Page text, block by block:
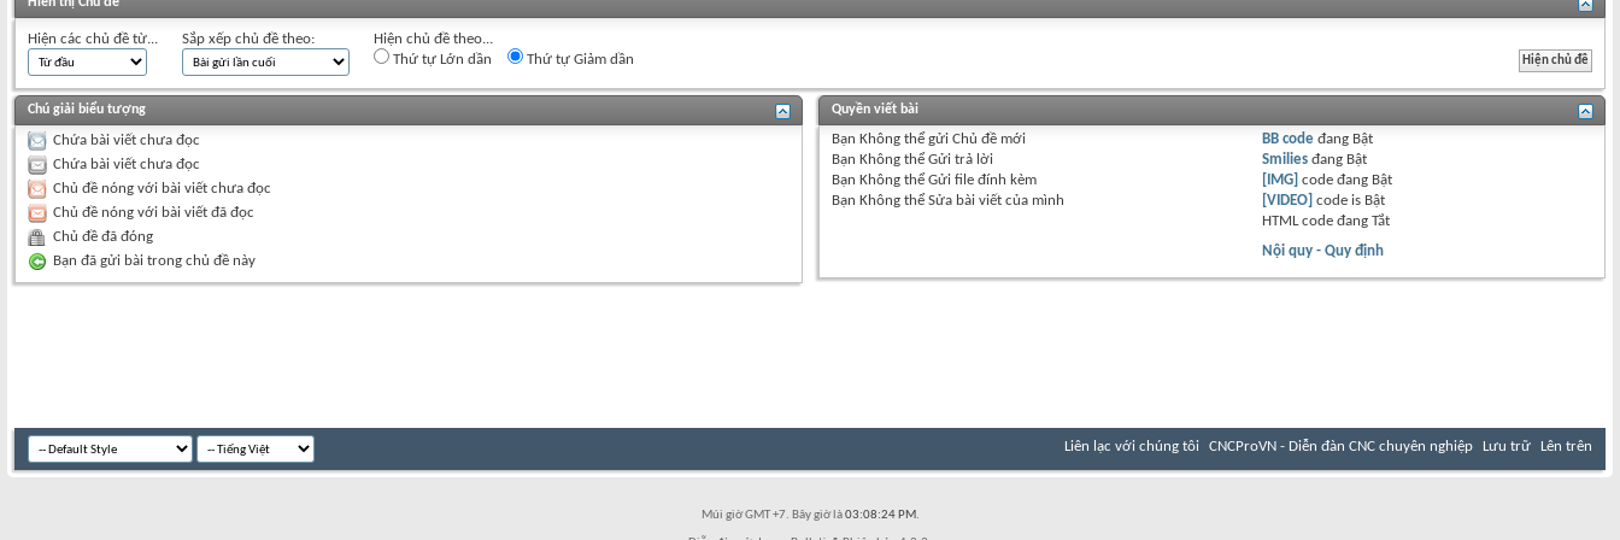
Hiện các chủ đề từ... Sắp xếp chủ đề theo:
Hiện chủ đề theo...
Thứ tự Lớn dần
Thứ tự Giảm dần
Chú giải biểu tượng
Chứa bài viết chưa đọc
Chứa bài viết chưa đọc
Chủ đề nóng với bài viết chưa đọc
Chủ đề nóng với bài viết đã đọc
Chủ đề đã đóng
Bạn đã gửi bài trong chủ đề này
Quyền viết bài
Bạn Không thểgửi Chủ đề mới
Bạn Không thểGửi trả lời
Bạn Không thểGửi file đính kèm
Bạn Không thểSửa bài viết của mình
BB code đang Bật
Smilies đang Bật
[IMG] code đang Bật
[VIDEO] code is Bật
HTML code đangTắt
Nội quy - Quy định
Liên lạc với chúng tôi CNCProVN - Diễn đàn CNC chuyên nghiệp Lưu trữ Lên trên
Múi giờ GMT +7. Bây giờ là03:08:24 PM.